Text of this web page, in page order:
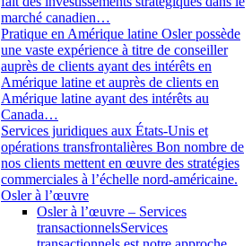
marché canadien…
Pratique en Amérique latine Osler possède
une vaste expérience à titre de conseiller
auprès de clients ayant des intérêts en
Amérique latine et auprès de clients en
Amérique latine ayant des intérêts au
Canada…
Services juridiques aux États-Unis et
opérations transfrontalières Bon nombre de
nos clients mettent en œuvre des stratégies
commerciales à l’échelle nord-américaine.
Osler à l’œuvre
Osler à l’œuvre – Services
transactionnelsServices